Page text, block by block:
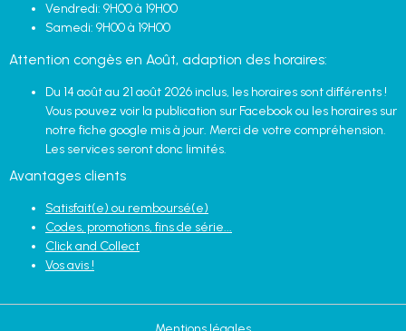
Vendredi: 9H00 à 19H00
Samedi: 9H00 à 19H00
Attention congès en Août, adaption des horaires:
Du 14 août au 21 août 2026 inclus, les horaires sont différents !
Vous pouvez voir la publication sur Facebook ou les horaires sur
notre fiche google mis à jour. Merci de votre compréhension.
Les services seront donc limités.
Avantages clients
Satisfait(e) ou remboursé(e)
Codes, promotions, fins de série...
Click and Collect
Vos avis !